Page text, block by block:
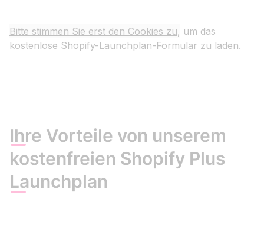
Bitte stimmen Sie erst den Cookies zu, um das
kostenlose Shopify-Launchplan-Formular zu laden.
Ihre Vorteile von unserem
kostenfreien Shopify Plus
Launchplan